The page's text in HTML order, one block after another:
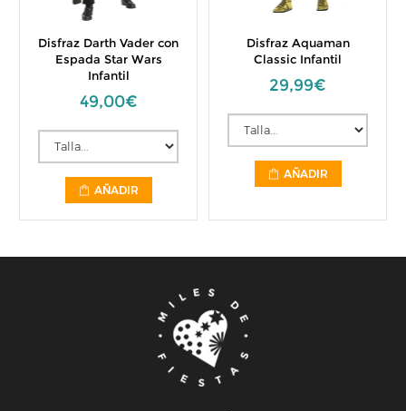
Disfraz Darth Vader con
Espada Star Wars
Infantil
49,00€
AÑADIR
Disfraz Aquaman
Classic Infantil
29,99€
AÑADIR